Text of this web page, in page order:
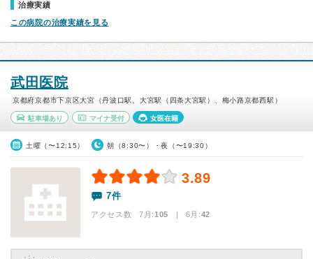
治療実績
この病院の治療実績を見る
武田医院
京都府京都市下京区大宮（丹波口駅、大宮駅（四条大宮駅）、梅小路京都西駅）
駐車場あり マイナ受付 女医在籍
土曜（〜12:15） 朝（8:30〜）・夜（〜19:30）
3.89
7件
アクセス数 7月:105 | 6月:42